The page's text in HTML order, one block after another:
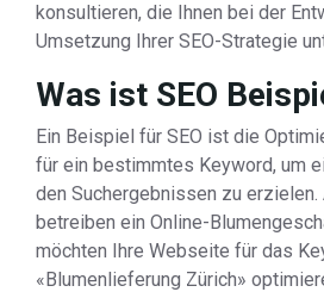
konsultieren, die Ihnen bei der
Umsetzung Ihrer SEO-Strategie
Was ist SEO
Ein Beispiel für SEO ist die
für ein bestimmtes Keyword, um
den Suchergebnissen zu erzielen.
betreiben ein Online-
möchten Ihre Webseite für das
«Blumenlieferung Zürich»